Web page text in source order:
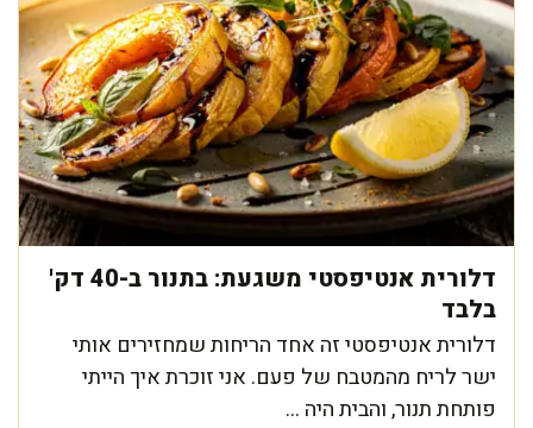
דלורית אנטיפסטי משגעת: בתנור ב-40 דק'
בלבד
דלורית אנטיפסטי זה אחד הריחות שמחזירים אותי
ישר לריח מהמטבח של פעם. אני זוכרת איך הייתי
פותחת תנור, והבית היה ...